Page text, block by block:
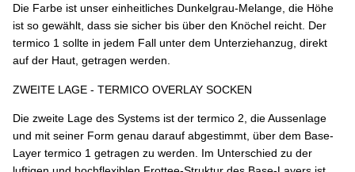
Die Farbe ist unser einheitliches Dunkelgrau-Melange, die Höhe
ist so gewählt, dass sie sicher bis über den Knöchel reicht. Der
termico 1 sollte in jedem Fall unter dem Unterziehanzug, direkt
auf der Haut, getragen werden.
ZWEITE LAGE - TERMICO OVERLAY SOCKEN
Die zweite Lage des Systems ist der termico 2, die Aussenlage
und mit seiner Form genau darauf abgestimmt, über dem Base-
Layer termico 1 getragen zu werden. Im Unterschied zu der